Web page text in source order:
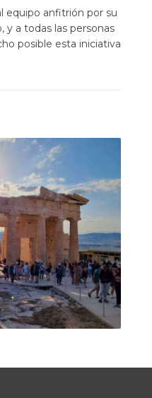
equipo anfitrión por su
y a todas las personas
posible esta iniciativa